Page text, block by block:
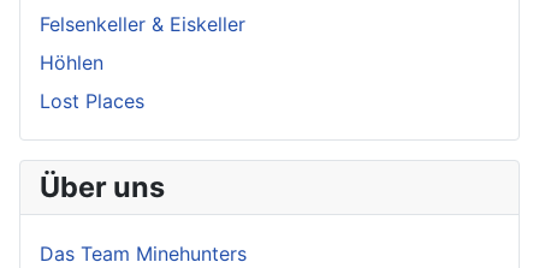
Felsenkeller & Eiskeller
Höhlen
Lost Places
Über uns
Das Team Minehunters